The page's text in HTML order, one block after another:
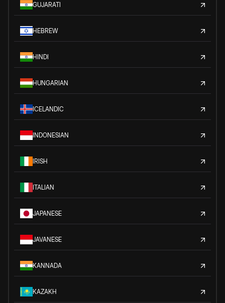
GUJARATI
HEBREW
HINDI
HUNGARIAN
ICELANDIC
INDONESIAN
IRISH
ITALIAN
JAPANESE
JAVANESE
KANNADA
KAZAKH